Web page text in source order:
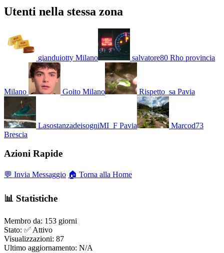
Utenti nella stessa zona
gianduiotty Milano salvatore80 Rho provincia
Milano Goito Milano Rispetto_sa Pavia
LasostanzadeisogniMI_F Pavia
Marcod73
Brescia
Azioni Rapide
💬 Invia Messaggio 🏠 Torna alla Home
📊 Statistiche
Membro da: 153 giorni
Stato: ✅ Attivo
Visualizzazioni: 87
Ultimo aggiornamento: N/A